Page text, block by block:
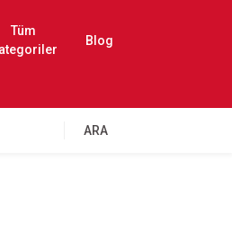
Tüm
Blog
ARA